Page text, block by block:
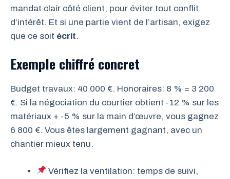
mandat clair côté client, pour éviter tout conflit
d’intérêt. Et si une partie vient de l’artisan, exigez
que ce soit écrit.
Exemple chiffré concret
Budget travaux: 40 000 €. Honoraires: 8 % = 3 200
€. Si la négociation du courtier obtient -12 % sur les
matériaux + -5 % sur la main d’œuvre, vous gagnez
6 800 €. Vous êtes largement gagnant, avec un
chantier mieux tenu.
Vérifiez la ventilation: temps de suivi,